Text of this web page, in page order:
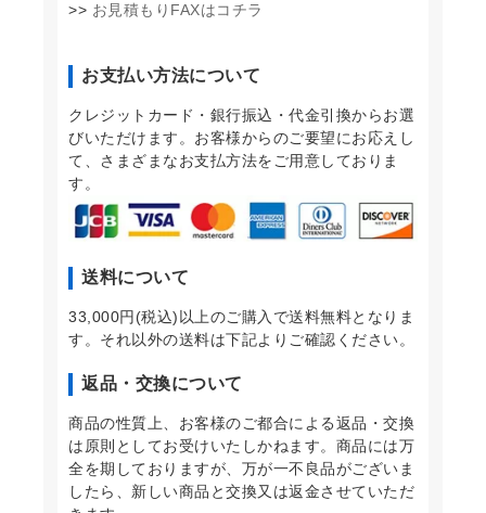
>> お見積もりFAXはコチラ
お支払い方法について
クレジットカード・銀行振込・代金引換からお選
びいただけます。お客様からのご要望にお応えし
て、さまざまなお支払方法をご用意しておりま
す。
送料について
33,000円(税込)以上のご購入で送料無料となりま
す。それ以外の送料は下記よりご確認ください。
返品・交換について
商品の性質上、お客様のご都合による返品・交換
は原則としてお受けいたしかねます。商品には万
全を期しておりますが、万が一不良品がございま
したら、新しい商品と交換又は返金させていただ